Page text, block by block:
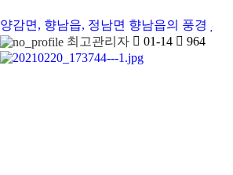
양감면, 향남읍, 정남면 향남읍의 풍경
최고관리자
01-14 964